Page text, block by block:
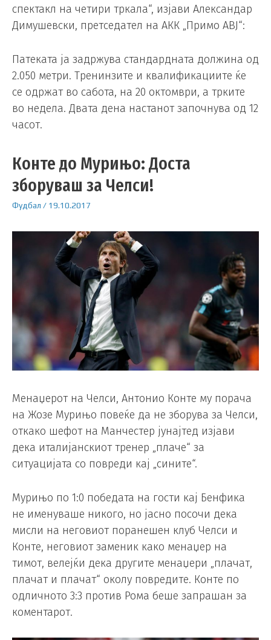
спектакл на четири тркала“, изјави Александар
Димушевски, претседател на АКК „Примо АВЈ“:
Патеката ја задржува стандардната должина од
2.050 метри. Тренинзите и квалификациите ќе
се одржат во сабота, на 20 октомври, а трките
во недела. Двата дена настанот започнува од 12
часот.
Конте до Мурињо: Доста
зборуваш за Челси!
Фудбал / 19.10.2017
Менаџерот на Челси, Антонио Конте му порача
на Жозе Мурињо повеќе да не зборува за Челси,
откако шефот на Манчестер јунајтед изјави
дека италијанскиот тренер „плаче“ за
ситуацијата со повреди кај „сините“.
Мурињо по 1:0 победата на гости кај Бенфика
не именуваше никого, но јасно посочи дека
мисли на неговиот поранешен клуб Челси и
Конте, неговиот заменик како менаџер на
тимот, велејќи дека другите менаџери „плачат,
плачат и плачат“ околу повредите. Конте по
одличното 3:3 против Рома беше запрашан за
коментарот.